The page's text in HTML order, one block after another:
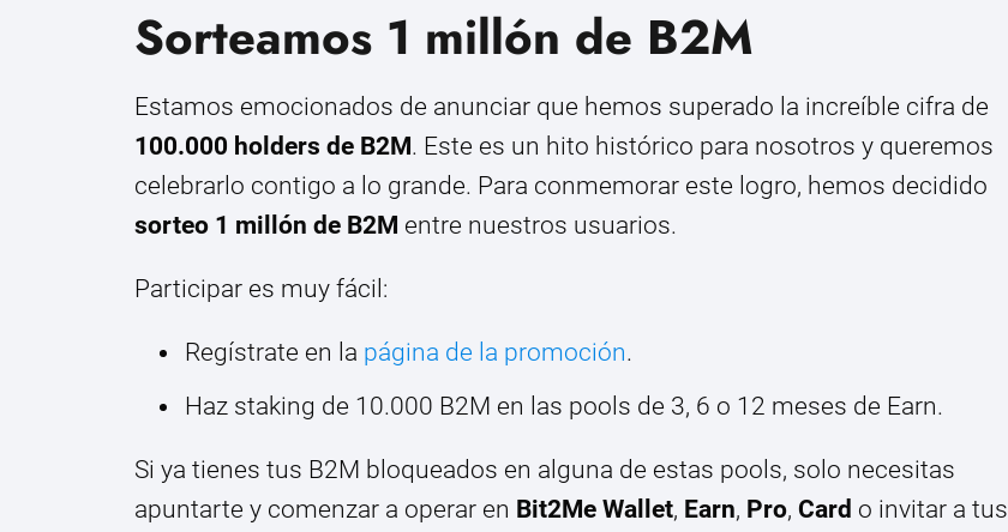
Sorteamos 1 millón de B2M
Estamos emocionados de anunciar que hemos superado la increíble cifra de
100.000 holders de B2M. Este es un hito histórico para nosotros y queremos
celebrarlo contigo a lo grande. Para conmemorar este logro, hemos decidido
sorteo 1 millón de B2M entre nuestros usuarios.
Participar es muy fácil:
Regístrate en la página de la promoción.
Haz staking de 10.000 B2M en las pools de 3, 6 o 12 meses de Earn.
Si ya tienes tus B2M bloqueados en alguna de estas pools, solo necesitas
apuntarte y comenzar a operar en Bit2Me Wallet, Earn, Pro, Card o invitar a tus